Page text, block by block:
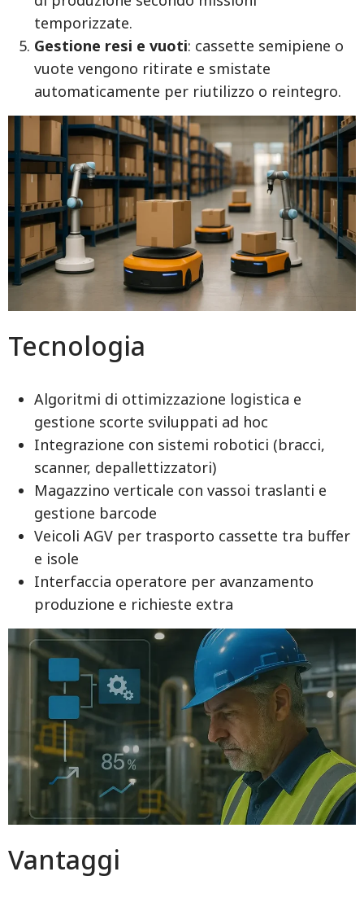
temporizzate.
Gestione resi e vuoti: cassette semipiene o
vuote vengono ritirate e smistate
automaticamente per riutilizzo o reintegro.
Tecnologia
Algoritmi di ottimizzazione logistica e
gestione scorte sviluppati ad hoc
Integrazione con sistemi robotici (bracci,
scanner, depallettizzatori)
Magazzino verticale con vassoi traslanti e
gestione barcode
Veicoli AGV per trasporto cassette tra buffer
e isole
Interfaccia operatore per avanzamento
produzione e richieste extra
Vantaggi